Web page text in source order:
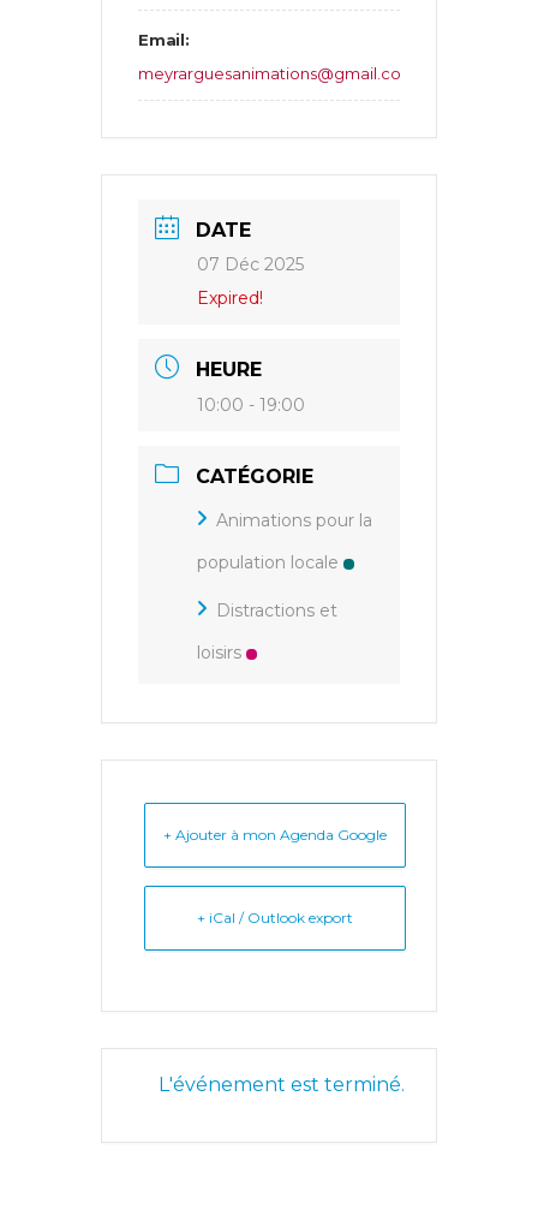
Email:
meyrarguesanimations@gmail.com
DATE
07 Déc 2025
Expired!
HEURE
10:00 - 19:00
CATÉGORIE
Animations pour la
population locale
Distractions et
loisirs
+ Ajouter à mon Agenda Google
+ iCal / Outlook export
L'événement est terminé.